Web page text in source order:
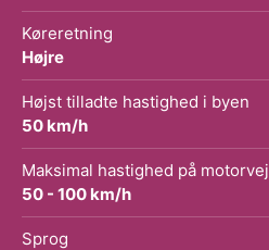
Køreretning
Højre
Højst tilladte hastighed i byen
50 km/h
Maksimal hastighed på motorvej
50 - 100 km/h
Sprog